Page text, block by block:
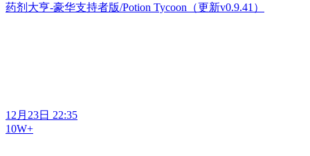
药剂大亨-豪华支持者版/Potion Tycoon（更新v0.9.41）
12月23日 22:35
10W+